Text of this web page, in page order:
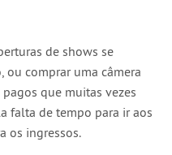
de shows se
ou comprar uma câmera
que muitas vezes
falta de tempo para ir aos
os ingressos.